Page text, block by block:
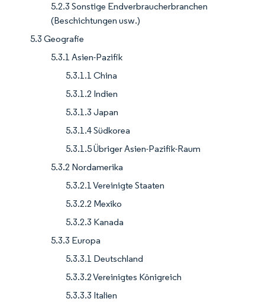
5.2.3 Sonstige Endverbraucherbranchen
(Beschichtungen usw.)
5.3 Geografie
5.3.1 Asien-Pazifik
5.3.1.1 China
5.3.1.2 Indien
5.3.1.3 Japan
5.3.1.4 Südkorea
5.3.1.5 Übriger Asien-Pazifik-Raum
5.3.2 Nordamerika
5.3.2.1 Vereinigte Staaten
5.3.2.2 Mexiko
5.3.2.3 Kanada
5.3.3 Europa
5.3.3.1 Deutschland
5.3.3.2 Vereinigtes Königreich
5.3.3.3 Italien